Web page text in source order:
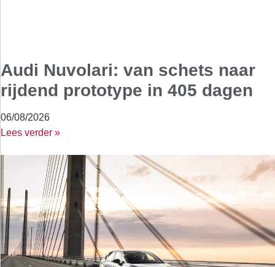
Audi Nuvolari: van schets naar
rijdend prototype in 405 dagen
06/08/2026
Lees verder »